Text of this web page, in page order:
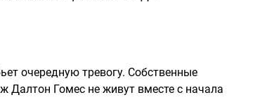
очередную тревогу. Собственные
Далтон Гомес не живут вместе с начала